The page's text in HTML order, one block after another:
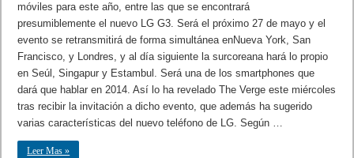
móviles para este año, entre las que se encontrará
presumiblemente el nuevo LG G3. Será el próximo 27 de mayo y el
evento se retransmitirá de forma simultánea enNueva York, San
Francisco, y Londres, y al día siguiente la surcoreana hará lo propio
en Seúl, Singapur y Estambul. Será una de los smartphones que
dará que hablar en 2014. Así lo ha revelado The Verge este miércoles
tras recibir la invitación a dicho evento, que además ha sugerido
varias características del nuevo teléfono de LG. Según …
Leer Mas »